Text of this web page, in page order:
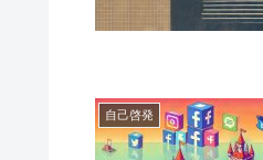
自己啓発